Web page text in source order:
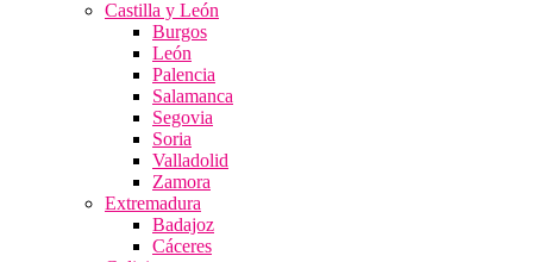
Castilla y León
Burgos
León
Palencia
Salamanca
Segovia
Soria
Valladolid
Zamora
Extremadura
Badajoz
Cáceres